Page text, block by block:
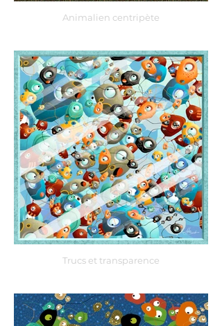
Animalien centripète
Trucs et transparence